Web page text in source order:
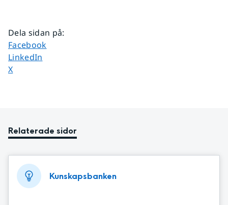
Dela sidan på:
Dela sidan på
Facebook
Dela sidan på
LinkedIn
Dela sidan på
X
Relaterade sidor
Kunskapsbanken